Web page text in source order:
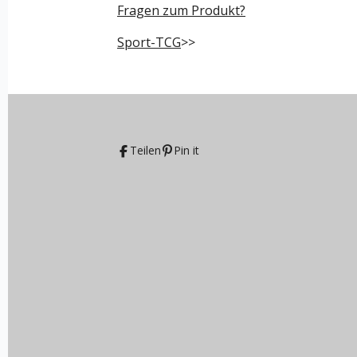
Fragen zum Produkt?
Sport-TCG>>
Teilen Pin it